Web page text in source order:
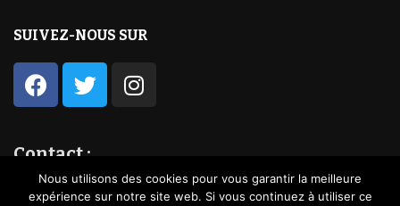
SUIVEZ-NOUS SUR
Contact :
contact@lavocationdufeminin.fr
Nous utilisons des cookies pour vous garantir la meilleure
expérience sur notre site web. Si vous continuez à utiliser ce